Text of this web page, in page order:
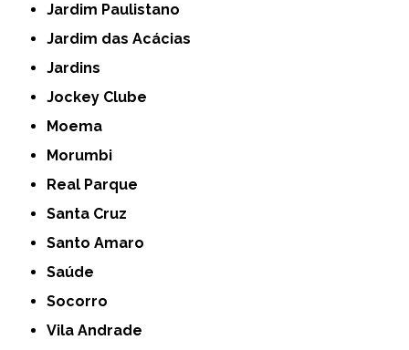
Jardim Paulistano
Jardim das Acácias
Jardins
Jockey Clube
Moema
Morumbi
Real Parque
Santa Cruz
Santo Amaro
Saúde
Socorro
Vila Andrade